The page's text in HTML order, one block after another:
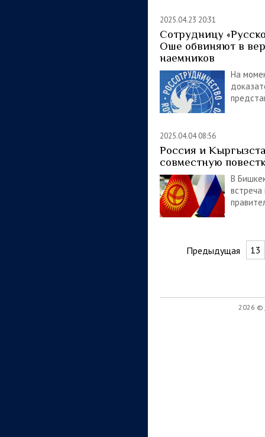
2025.04.23 20:31
Сотрудницу
Оше обвиняют в
наемников
На
2025.04.04 08:56
Россия и
совместную
В
Предыдущая 13
2026 ©